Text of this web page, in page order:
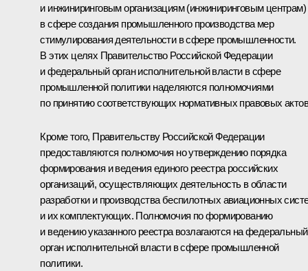
и инжиниринговым организациям (инжиниринговым центрам)
в сфере создания промышленного производства мер
стимулирования деятельности в сфере промышленности.
В этих целях Правительство Российской Федерации
и федеральный орган исполнительной власти в сфере
промышленной политики наделяются полномочиями
по принятию соответствующих нормативных правовых
Кроме того, Правительству Российской Федерации
предоставляются полномочия но утверждению порядка
формирования и ведения единого реестра российских
организаций, осуществляющих деятельность в области
разработки и производства беспилотных авиационных
и их комплектующих. Полномочия по формированию
и ведению указанного реестра возлагаются на федеральный
орган исполнительной власти в сфере промышленной
политики.